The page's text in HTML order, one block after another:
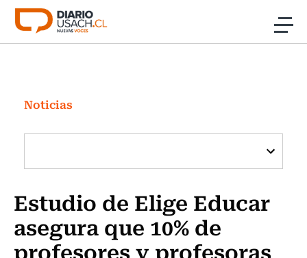
Click acá para ir directamente al contenido
Investigación
Cultura
Programas Radio y TV Usach
Noticias
Estudio de Elige Educar
asegura que 10% de
profesores y profesoras